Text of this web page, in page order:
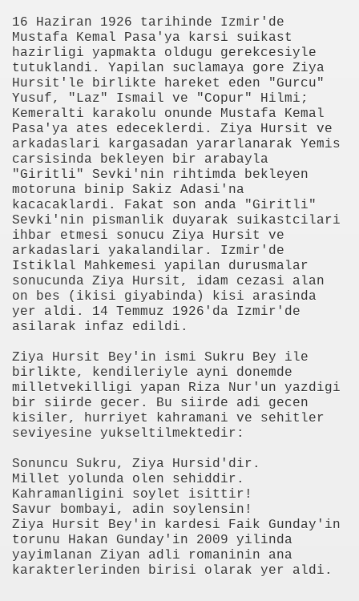
16 Haziran 1926 tarihinde Izmir'de
Mustafa Kemal Pasa'ya karsi suikast
hazirligi yapmakta oldugu gerekcesiyle
tutuklandi. Yapilan suclamaya gore Ziya
Hursit'le birlikte hareket eden "Gurcu"
Yusuf, "Laz" Ismail ve "Copur" Hilmi;
Kemeralti karakolu onunde Mustafa Kemal
Pasa'ya ates edeceklerdi. Ziya Hursit ve
arkadaslari kargasadan yararlanarak Yemis
carsisinda bekleyen bir arabayla
"Giritli" Sevki'nin rihtimda bekleyen
motoruna binip Sakiz Adasi'na
kacacaklardi. Fakat son anda "Giritli"
Sevki'nin pismanlik duyarak suikastcilari
ihbar etmesi sonucu Ziya Hursit ve
arkadaslari yakalandilar. Izmir'de
Istiklal Mahkemesi yapilan durusmalar
sonucunda Ziya Hursit, idam cezasi alan
on bes (ikisi giyabinda) kisi arasinda
yer aldi. 14 Temmuz 1926'da Izmir'de
asilarak infaz edildi.
Ziya Hursit Bey'in ismi Sukru Bey ile
birlikte, kendileriyle ayni donemde
milletvekilligi yapan Riza Nur'un yazdigi
bir siirde gecer. Bu siirde adi gecen
kisiler, hurriyet kahramani ve sehitler
seviyesine yukseltilmektedir:
Sonuncu Sukru, Ziya Hursid'dir.
Millet yolunda olen sehiddir.
Kahramanligini soylet isittir!
Savur bombayi, adin soylensin!
Ziya Hursit Bey'in kardesi Faik Gunday'in
torunu Hakan Gunday'in 2009 yilinda
yayimlanan Ziyan adli romaninin ana
karakterlerinden birisi olarak yer aldi.
Ortadan Kalkmış
birden “olmak” mümkün
Yazılı Tişörtle Çıktı
Kupadan Elendi
Olmayız
keşfedildi
Berabere Kaldı
Aday Adayı Oldu
saatte kapınızda
Programa Başlıyor